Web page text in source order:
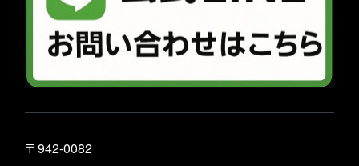
〒942-0082